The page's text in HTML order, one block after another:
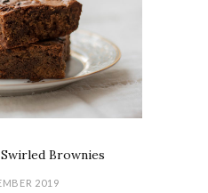
Brownies
2019